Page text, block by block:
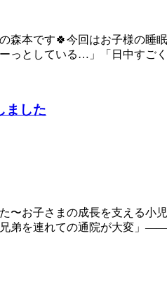
森本です🍀今回はお子様の睡
っとしている…」「日中すご
ました
〜お子さまの成長を支える小
弟を連れての通院が大変」